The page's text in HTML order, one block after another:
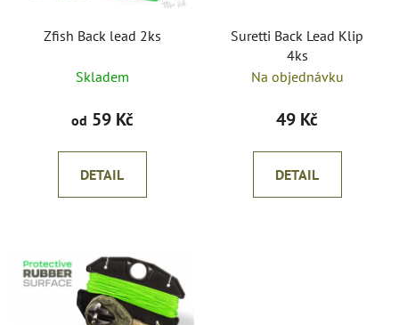
Zfish Back lead 2ks
Skladem
od 59 Kč
DETAIL
Suretti Back Lead Klip
4ks
Na objednávku
49 Kč
DETAIL